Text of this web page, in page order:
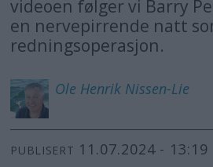
videoen følger vi Barry
en nervepirrende natt
redningsoperasjon.
Ole Henrik Nissen-Lie
PUBLISERT 11.07.2024 - 13:19